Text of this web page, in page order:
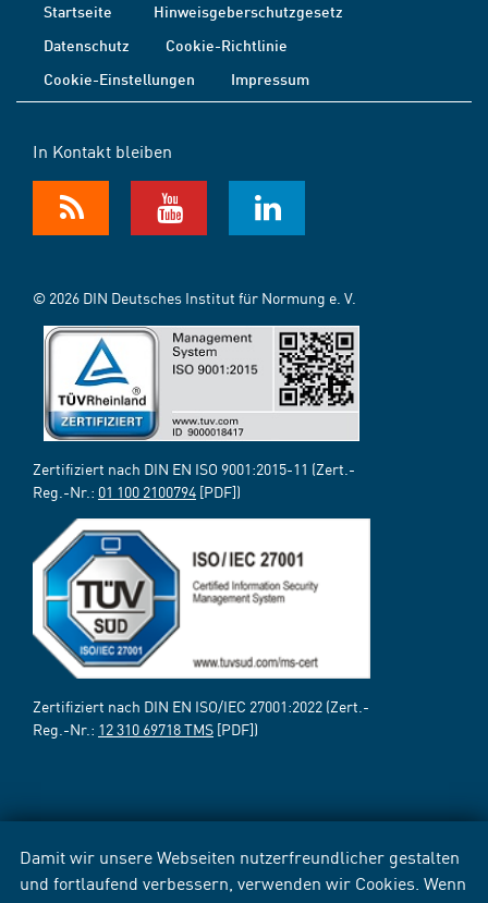
Damit wir unsere Webseiten nutzerfreundlicher gestalten
und fortlaufend verbessern, verwenden wir Cookies. Wenn
Startseite
Hinweisgeberschutzgesetz
Datenschutz
Cookie-Richtlinie
Cookie-Einstellungen
Impressum
In Kontakt bleiben
© 2026 DIN Deutsches Institut für Normung e. V.
Zertifiziert nach DIN EN ISO 9001:2015-11 (Zert.-
Reg.-Nr.: 01 100 2100794 [PDF])
Zertifiziert nach DIN EN ISO/IEC 27001:2022 (Zert.-
Reg.-Nr.: 12 310 69718 TMS [PDF])